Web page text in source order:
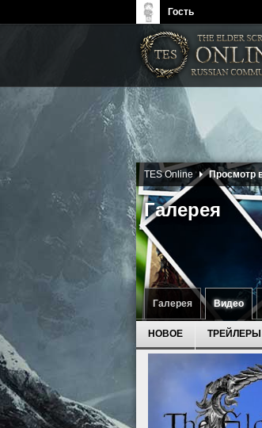
Галерея Видео
Галерея
TES Online Просмотр
НОВОЕ ТРЕЙЛЕРЫ
The Elder Scrolls, Fallout,
Bethesda Softworks -
новости, дополнения
Гость